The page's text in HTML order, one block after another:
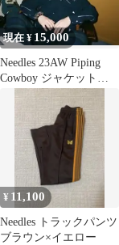
現在 ¥ 15,000
Needles 23AW Piping
Cowboy ジャケットの
¥ 11,100
Needles トラックパンツ
ブラウン×イエロー